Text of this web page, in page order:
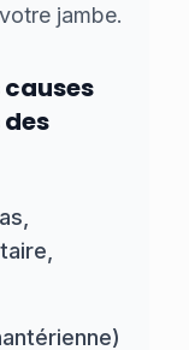
jambe.